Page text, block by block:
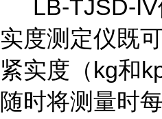
LB-TJSD-
实度测定仪既
紧实度（kg和
随时将测量时